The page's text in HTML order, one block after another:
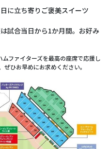
に立ち寄りご褒美スイーツ
試合当日から1か月間。お好み
ファイターズを最高の座席で応援し
ひお早めにお求めください。